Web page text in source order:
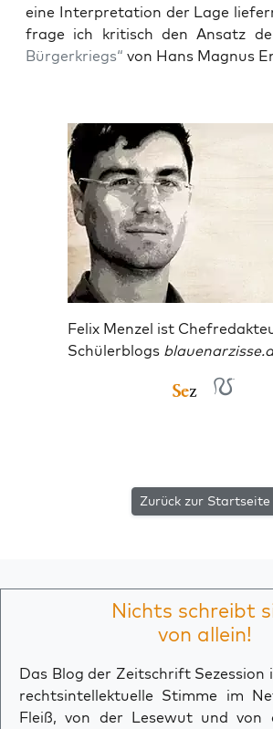
eine Inter­pre­ta­ti­on der Lage
fra­ge ich kri­tisch den Ansatz
Bür­ger­kriegs“ von Hans Magnus
Felix Menzel ist
Schülerblogs
Zurück zur Startseite
Nichts schreibt
von allein!
Das Blog der Zeitschrift
rechtsintellektuelle Stimme im
Fleiß, von der Lesewut und von